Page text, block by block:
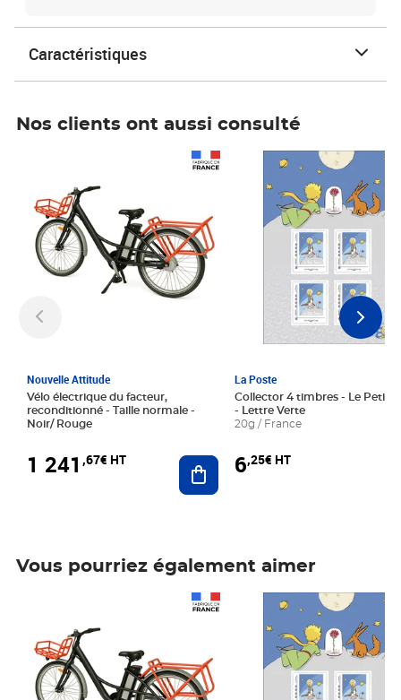
Caractéristiques
Nos clients ont aussi consulté
Nouvelle Attitude
Vélo électrique du facteur,
reconditionné - Taille normale -
Noir/ Rouge
1 241 ,67€ HT Ajouter au panier
La Poste
Collector 4 timbres - Le Petit
- Lettre Verte
20g / France
6,25€ HT
Prix 6,25€ HT
Vous pourriez également aimer
Prix 6,25€ HT